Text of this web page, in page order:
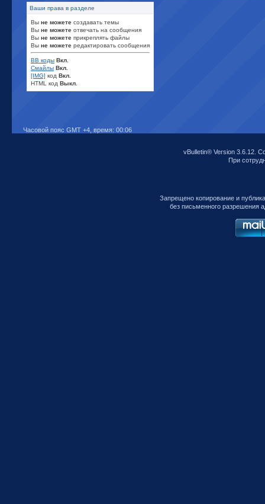
Ваши права в разделе
Вы не можете создавать темы
Вы не можете отвечать на сообщения
Вы не можете прикреплять файлы
Вы не можете редактировать сообщения
BB коды Вкл.
Смайлы Вкл.
[IMG] код Вкл.
HTML код Выкл.
Часовой пояс GMT +4, время: 00:06
vBulletin® Version 3.6.12.
При
Запрещено копирование и
без письменного разрешения